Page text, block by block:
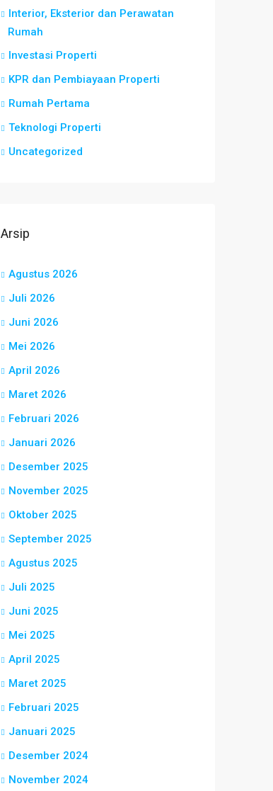
Interior, Eksterior dan Perawatan
Rumah
Investasi Properti
KPR dan Pembiayaan Properti
Rumah Pertama
Teknologi Properti
Uncategorized
Arsip
Agustus 2026
Juli 2026
Juni 2026
Mei 2026
April 2026
Maret 2026
Februari 2026
Januari 2026
Desember 2025
November 2025
Oktober 2025
September 2025
Agustus 2025
Juli 2025
Juni 2025
Mei 2025
April 2025
Maret 2025
Februari 2025
Januari 2025
Desember 2024
November 2024